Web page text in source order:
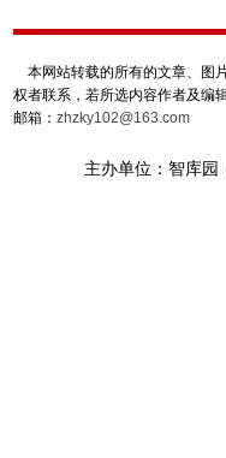
本网站转载的所有的文章、图
权者联系，若所选内容作者及编
邮箱： zhzky102@163.com
主办单位：智库